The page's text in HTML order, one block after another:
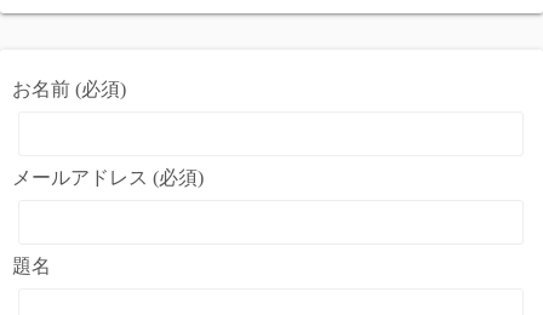
お名前 (必須)
メールアドレス (必須)
題名